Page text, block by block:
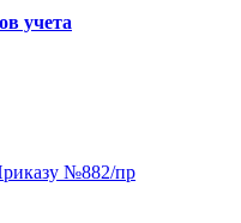
учета
№882/пр